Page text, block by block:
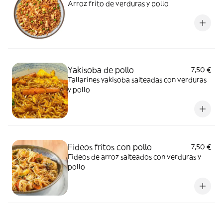
Arroz frito de verduras y pollo
Yakisoba de pollo
7,50 €
Tallarines yakisoba salteadas con verduras
y pollo
Fideos fritos con pollo
7,50 €
Fideos de arroz salteados con verduras y
pollo